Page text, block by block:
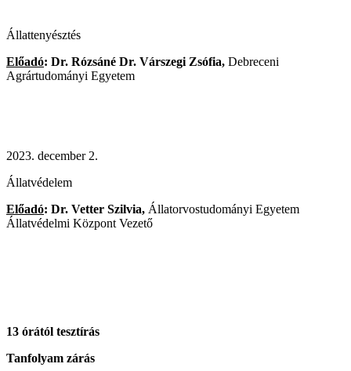
Állattenyésztés
Előadó: Dr. Rózsáné Dr. Várszegi Zsófia, Debreceni
Agrártudományi Egyetem
2023. december 2.
Állatvédelem
Előadó: Dr. Vetter Szilvia, Állatorvostudományi Egyetem
Állatvédelmi Központ Vezető
13 órától tesztírás
Tanfolyam zárás